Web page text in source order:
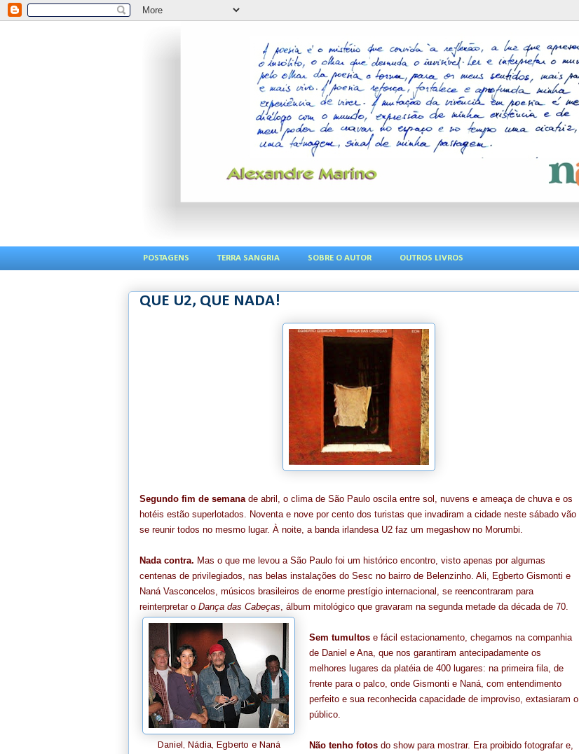
POSTAGENS TERRA SANGRIA SOBRE O AUTOR OUTROS LIVROS
QUE U2, QUE NADA!
Segundo fim de semana de abril, o clima de São Paulo oscila entre sol, nuvens e ameaça de chuva e os
hotéis estão superlotados. Noventa e nove por cento dos turistas que invadiram a cidade neste sábado vão
se reunir todos no mesmo lugar. À noite, a banda irlandesa U2 faz um megashow no Morumbi.
Nada contra. Mas o que me levou a São Paulo foi um histórico encontro, visto apenas por algumas
centenas de privilegiados, nas belas instalações do Sesc no bairro de Belenzinho. Ali, Egberto Gismonti e
Naná Vasconcelos, músicos brasileiros de enorme prestígio internacional, se reencontraram para
reinterpretar o Dança das Cabeças , álbum mitológico que gravaram na segunda metade da década de 70.
Daniel, Nádia, Egberto e Naná
Sem tumultos e fácil estacionamento, chegamos na companhia
de Daniel e Ana, que nos garantiram antecipadamente os
melhores lugares da platéia de 400 lugares: na primeira fila, de
frente para o palco, onde Gismonti e Naná, com entendimento
perfeito e sua reconhecida capacidade de improviso, extasiaram o
público.
Não tenho fotos do show para mostrar. Era proibido fotografar e,